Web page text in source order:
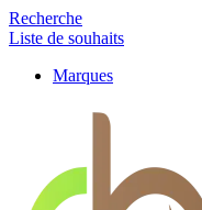
Recherche
Liste de souhaits
Marques